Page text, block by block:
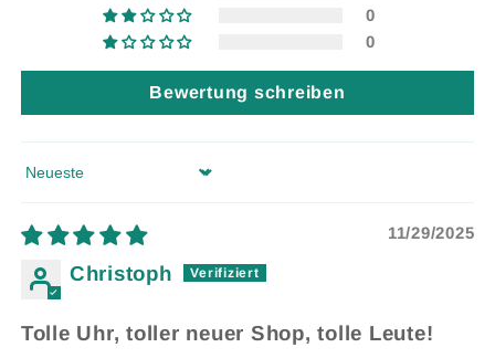
0
0
Bewertung schreiben
Sort by
11/29/2025
Christoph
Tolle Uhr, toller neuer Shop, tolle Leute!